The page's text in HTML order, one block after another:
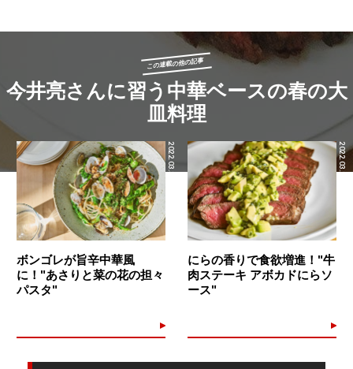
この連載の他の記事
今井亮さんに習う中華ベースの春の大
皿料理
2022.03.30
ボンゴレが旨辛中華風
に！"あさりと菜の花の担々
パスタ"
2022.03.29
にらの香りで食欲増進！"牛
肉ステーキ アボカドにらソ
ース"